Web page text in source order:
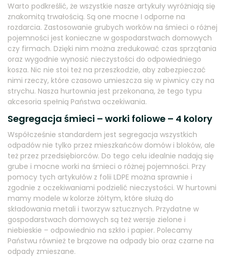
Warto podkreślić, że wszystkie nasze artykuły wyróżniają się
znakomitą trwałością. Są one mocne I odporne na
rozdarcia. Zastosowanie grubych worków na śmieci o różnej
pojemności jest konieczne w gospodarstwach domowych
czy firmach. Dzięki nim można zredukować czas sprzątania
oraz wygodnie wynosić nieczystości do odpowiedniego
kosza. Nic nie stoi też na przeszkodzie, aby zabezpieczać
nimi rzeczy, które czasowo umieszcza się w piwnicy czy na
strychu. Nasza hurtownia jest przekonana, że tego typu
akcesoria spełnią Państwa oczekiwania.
Segregacja śmieci – worki foliowe – 4 kolory
Współcześnie standardem jest segregacja wszystkich
odpadów nie tylko przez mieszkańców domów i bloków, ale
też przez przedsiębiorców. Do tego celu idealnie nadają się
grube i mocne worki na śmieci o różnej pojemności. Przy
pomocy tych artykułów z folii LDPE można sprawnie i
zgodnie z oczekiwaniami podzielić nieczystości. W hurtowni
mamy modele w kolorze żółtym, które służą do
składowania metali i tworzyw sztucznych. Przydatne w
gospodarstwach domowych są też wersje zielone i
niebieskie – odpowiednio na szkło i papier. Polecamy
Państwu również te brązowe na odpady bio oraz czarne na
odpady zmieszane.